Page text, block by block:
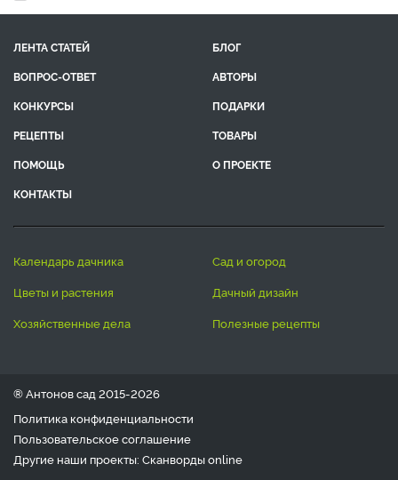
ЛЕНТА СТАТЕЙ
БЛОГ
ВОПРОС-ОТВЕТ
АВТОРЫ
КОНКУРСЫ
ПОДАРКИ
РЕЦЕПТЫ
ТОВАРЫ
ПОМОЩЬ
О ПРОЕКТЕ
КОНТАКТЫ
календарь дачника
сад и огород
цветы и растения
дачный дизайн
хозяйственные дела
полезные рецепты
® Антонов сад 2015-2026
Политика конфиденциальности
Пользовательское соглашение
Другие наши проекты: Сканвордыonline